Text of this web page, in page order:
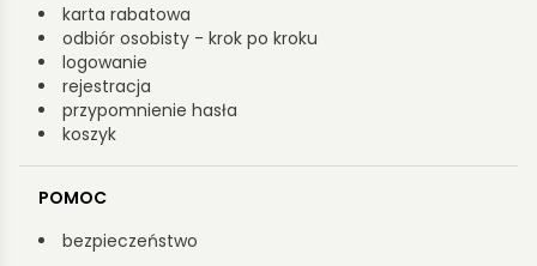
karta rabatowa
odbiór osobisty - krok po kroku
logowanie
rejestracja
przypomnienie hasła
koszyk
POMOC
bezpieczeństwo